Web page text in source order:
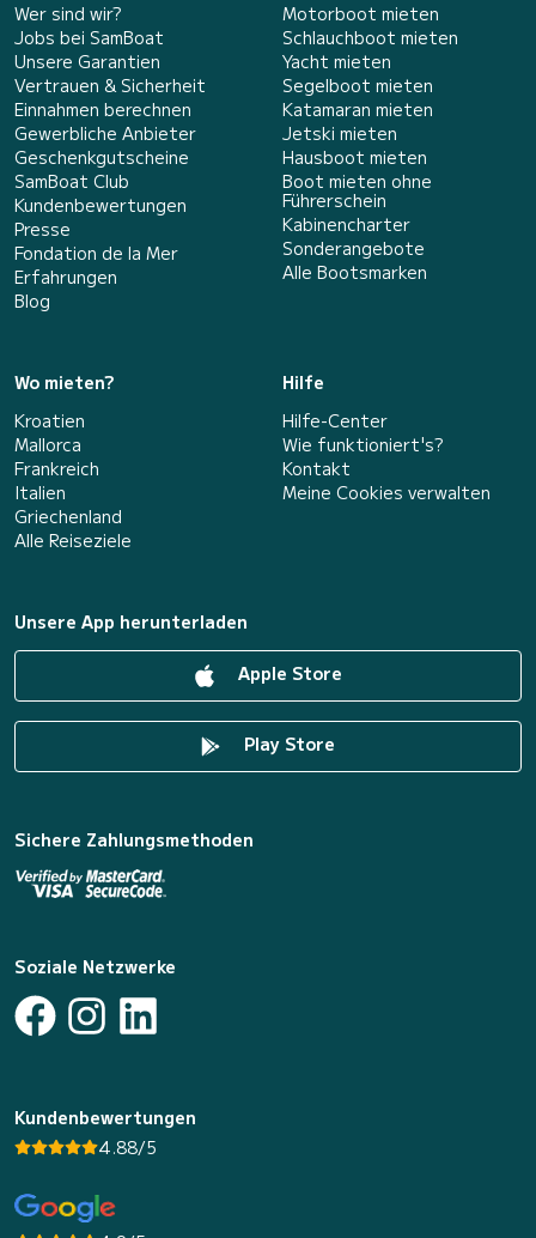
Wer sind wir?
Jobs bei SamBoat
Unsere Garantien
Vertrauen & Sicherheit
Einnahmen berechnen
Gewerbliche Anbieter
Geschenkgutscheine
SamBoat Club
Kundenbewertungen
Presse
Fondation de la Mer
Erfahrungen
Blog
Motorboot mieten
Schlauchboot mieten
Yacht mieten
Segelboot mieten
Katamaran mieten
Jetski mieten
Hausboot mieten
Boot mieten ohne
Führerschein
Kabinencharter
Sonderangebote
Alle Bootsmarken
Wo mieten?
Kroatien
Mallorca
Frankreich
Italien
Griechenland
Alle Reiseziele
Hilfe
Hilfe-Center
Wie funktioniert's?
Kontakt
Meine Cookies verwalten
Unsere App herunterladen
Apple Store
Play Store
Sichere Zahlungsmethoden
Soziale Netzwerke
Kundenbewertungen
4.88/5